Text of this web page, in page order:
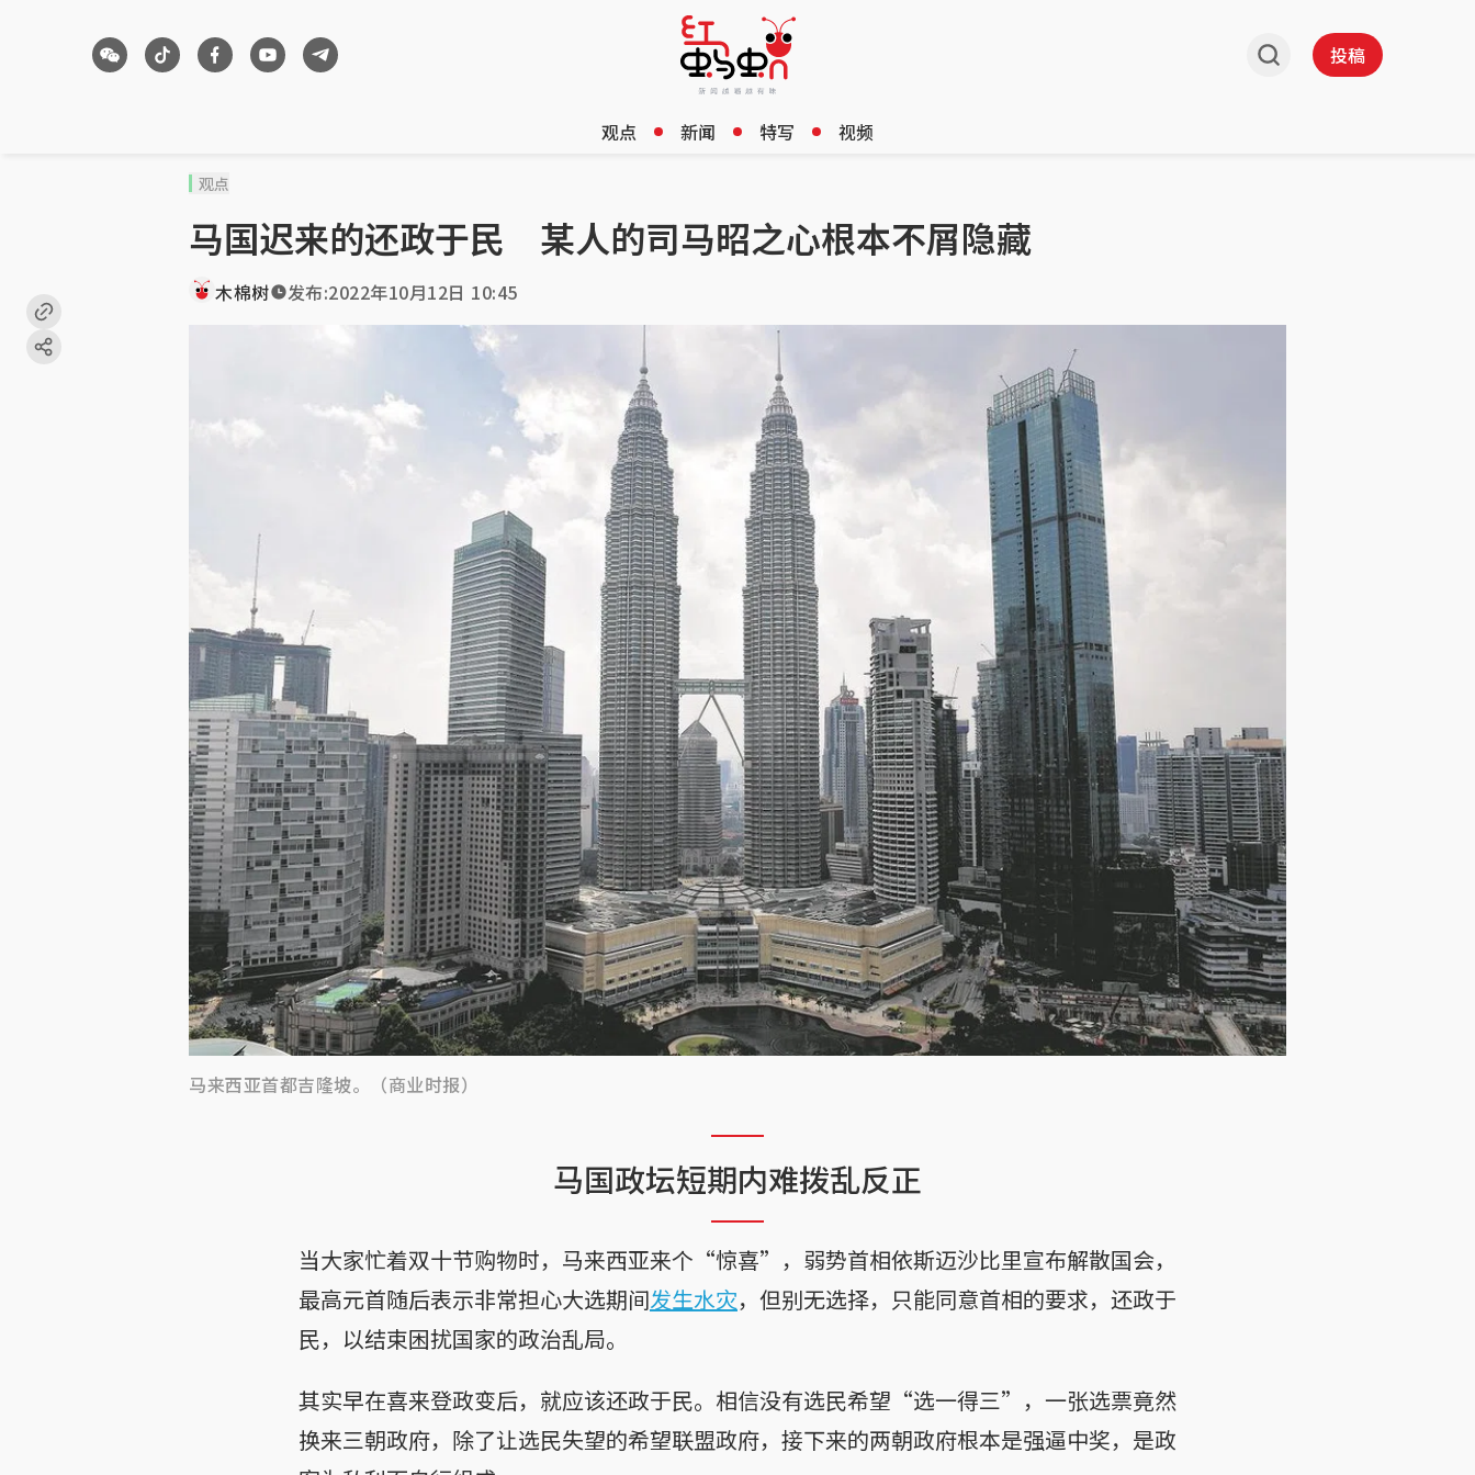
投稿
观点 新闻 特写 视频
观点
马国迟来的还政于民 某人的司马昭之心根本不屑隐藏
木棉树 发布:2022年10月12日 10:45
马来西亚首都吉隆坡。（商业时报）
马国政坛短期内难拨乱反正
当大家忙着双十节购物时，马来西亚来个“惊喜”，弱势首相依斯迈沙比里宣布解散国会，
最高元首随后表示非常担心大选期间发生水灾，但别无选择，只能同意首相的要求，还政于
民，以结束困扰国家的政治乱局。
其实早在喜来登政变后，就应该还政于民。相信没有选民希望“选一得三”，一张选票竟然
换来三朝政府，除了让选民失望的希望联盟政府，接下来的两朝政府根本是强逼中奖，是政